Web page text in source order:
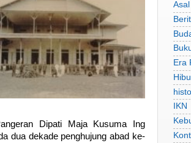
Dipati Maja Kusuma Ing
dua dekade penghujung abad ke-
Era
IKN